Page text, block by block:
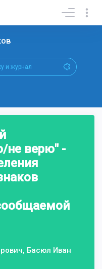
не верю" -
Басюл Иван